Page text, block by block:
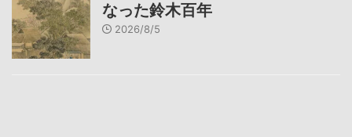
なった鈴木百年
2026/8/5